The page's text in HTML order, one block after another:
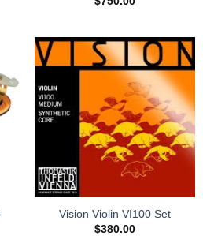
Vision Violin VI100 Set
$380.00